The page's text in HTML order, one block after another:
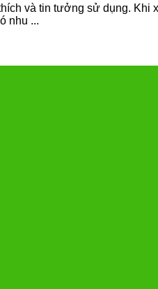
và tin tưởng sử dụng.
nhu ...